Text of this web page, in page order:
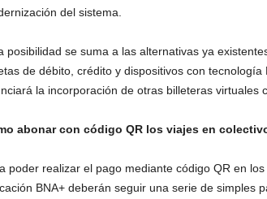
del sistema.
posibilidad se suma a las alternativas ya
de débito, crédito y dispositivos con
la incorporación de otras billeteras virtuales
abonar con código QR los viajes en
poder realizar el pago mediante código QR en
BNA+ deberán seguir una serie de simples